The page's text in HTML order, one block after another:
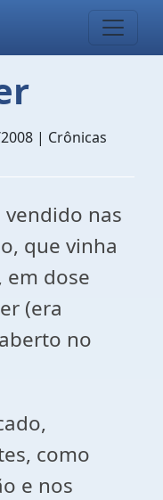
| Crônicas
vendido nas
que vinha
em dose
(era
no
como
e nos